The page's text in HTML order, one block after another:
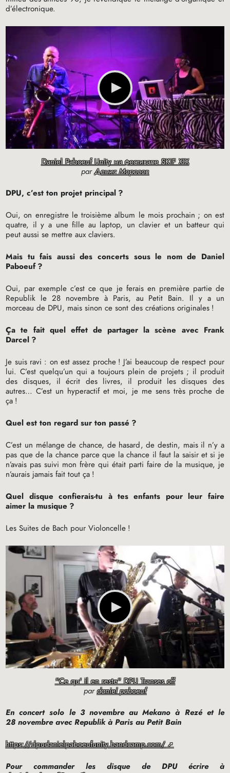
d’électronique.
Daniel Paboeuf Unity на фестивале SKIF XIX
parДенис Морозов
DPU, c’est ton projet principal ?
Oui, on enregistre le troisième album le mois prochain ; on est
quatre, il y a une fille au laptop, un clavier et un batteur qui
peut aussi se mettre aux claviers.
Mais tu fais aussi des concerts sous le nom de Daniel
Paboeuf ?
Oui, par exemple c’est ce que je ferais en première partie de
Republik le 28 novembre à Paris, au Petit Bain. Il y a un
morceau de DPU, mais sinon ce sont des créations originales !
Ça te fait quel effet de partager la scène avec Frank
Darcel ?
Je suis ravi : on est assez proche ! J’ai beaucoup de respect pour
lui. C’est quelqu’un qui a toujours plein de projets ; il produit
des disques, il écrit des livres, il produit les disques des
autres… C’est un hyperactif et moi, je me sens très proche de
ça !
Quel est ton regard sur ton passé ?
C’est un mélange de chance, de hasard, de destin, mais il n’y a
pas que de la chance parce que la chance il faut la saisir et si je
n’avais pas suivi mon frère qui était parti faire de la musique, je
n’aurais jamais fait tout ça !
Quel disque confierais-tu à tes enfants pour leur faire
aimer la musique ?
Les Suites de Bach pour Violoncelle !
"Ce qu' il en reste" DPU Transes off
pardaniel paboeuf
En concert solo le 3 novembre au Mekano à Rezé et le
28 novembre avec Republik à Paris au Petit Bain
https://dpudanielpaboeufunity.bandcamp.com/
Pour commander les disque de DPUécrire à